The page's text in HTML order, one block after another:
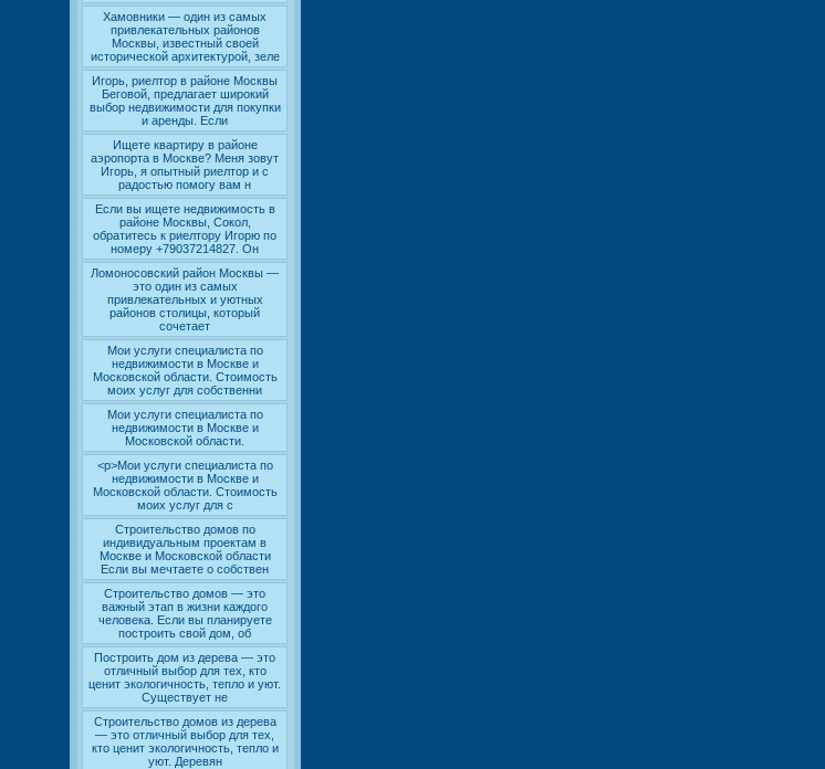
Хамовники — один из самых
привлекательных районов
Москвы, известный своей
исторической архитектурой, зеле
Игорь, риелтор в районе Москвы
Беговой, предлагает широкий
выбор недвижимости для покупки
и аренды. Если
Ищете квартиру в районе
аэропорта в Москве? Меня зовут
Игорь, я опытный риелтор и с
радостью помогу вам н
Если вы ищете недвижимость в
районе Москвы, Сокол,
обратитесь к риелтору Игорю по
номеру +79037214827. Он
Ломоносовский район Москвы —
это один из самых
привлекательных и уютных
районов столицы, который
сочетает
Мои услуги специалиста по
недвижимости в Москве и
Московской области. Стоимость
моих услуг для собственни
Мои услуги специалиста по
недвижимости в Москве и
Московской области.
<p>Мои услуги специалиста по
недвижимости в Москве и
Московской области. Стоимость
моих услуг для с
Строительство домов по
индивидуальным проектам в
Москве и Московской области
Если вы мечтаете о собствен
Строительство домов — это
важный этап в жизни каждого
человека. Если вы планируете
построить свой дом, об
Построить дом из дерева — это
отличный выбор для тех, кто
ценит экологичность, тепло и уют.
Существует не
Строительство домов из дерева
— это отличный выбор для тех,
кто ценит экологичность, тепло и
уют. Деревян